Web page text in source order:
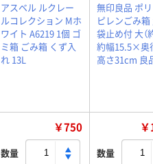
アスベル ルクレー
ルコレクション Mホ
ワイト A6219 1個 ゴ
ミ箱 ごみ箱 くず入
れ 13L
無印良品 ポ
ピレンごみ箱
袋止め付 大（
約幅15.5×
高さ31cm 良
￥750
数量 数量